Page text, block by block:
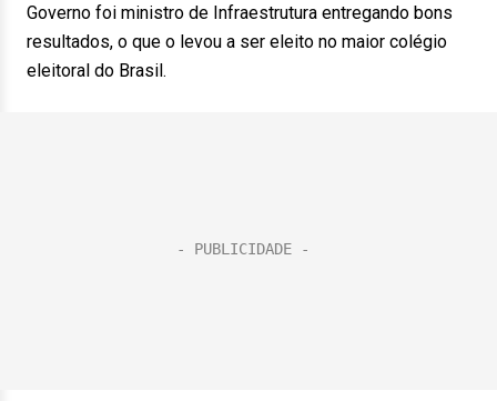
Governo foi ministro de Infraestrutura entregando bons
resultados, o que o levou a ser eleito no maior colégio
eleitoral do Brasil.